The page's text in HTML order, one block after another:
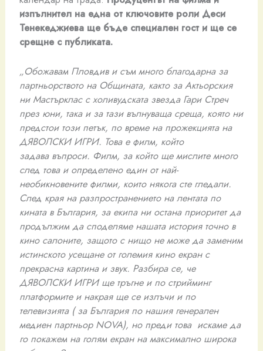
изпълнител на една от ключовите роли Деси
Тенекеджиева ще бъде специален гост и ще се
срещне с публиката.
„Обожавам Пловдив и съм много благодарна за
партньорството на Общината, както за Актьорския
ни Мастърклас с холивудската звезда Гари Стреч
през юни, така и за тази вълнуваща среща, която ни
предстои този петък, по време на прожекцията на
ДЯВОЛСКИ ИГРИ. Това е филм, който
задава въпроси. Филм, за който ще мислите много
след това и определено един от най-
необикновените филми, които някога сте гледали.
След края на разпространението на лентата по
кината в България, за екипа ни остана приоритет да
продължим да споделяме нашата история точно в
кино салоните, защото с нищо не може да заменим
истинското усещане от големия кино екран с
прекрасна картина и звук. Разбира се, че
ДЯВОЛСКИ ИГРИ ще тръгне и по стрийминг
платформите и накрая ще се излъчи и по
телевизията ( за България по нашия генерален
медиен партньор NOVA), но преди това искаме да
го покажем на голям екран на максимално широка